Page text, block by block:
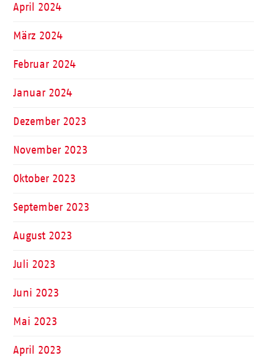
April 2024
März 2024
Februar 2024
Januar 2024
Dezember 2023
November 2023
Oktober 2023
September 2023
August 2023
Juli 2023
Juni 2023
Mai 2023
April 2023